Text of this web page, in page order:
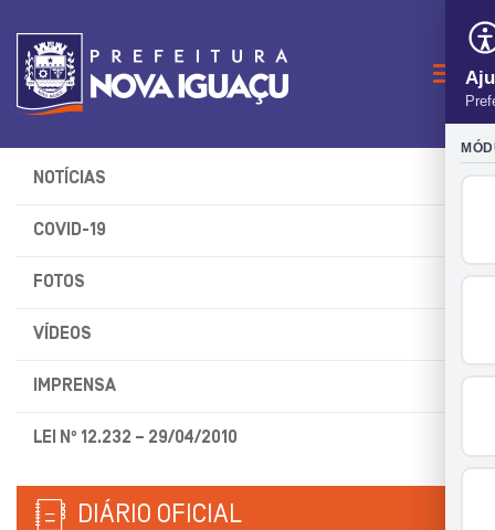
NOTÍCIAS
COVID-19
FOTOS
VÍDEOS
IMPRENSA
LEI Nº 12.232 – 29/04/2010
DIÁRIO OFICIAL